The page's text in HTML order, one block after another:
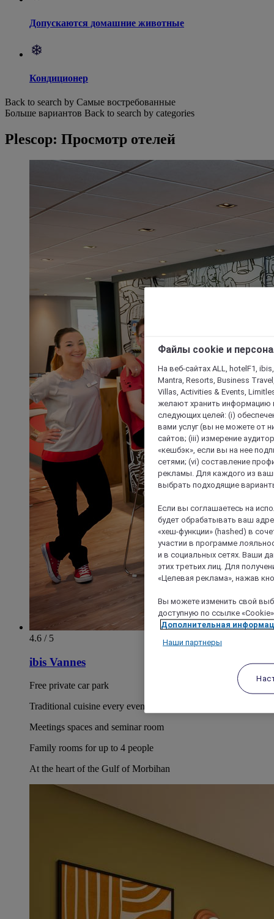
Допускаются домашние животные
Кондиционер
Back to search by Самые востребованные
Больше вариантов Back to search by categories
Plescop: Просмотр отелей
4.6 / 5
ibis Vannes
Free private car park
Traditional cuisine every evening on weekdays
Meetings spaces and seminar room
Family rooms for up to 4 people
At the heart of the Gulf of Morbihan
Файлы cookie и
На веб-сайтах ALL, hotelF1,
Mantra, Resorts, Business
Villas, Activities & Events,
желают хранить информацию
следующих целей: (i)
вами услуг (вы не можете от
сайтов; (iii) измерение
«кешбэк», если вы на нее
сетями; (vi) составление
рекламы. Для каждого из
выбрать подходящие
Если вы соглашаетесь на
будет обрабатывать ваш
«хеш-функции» (hashed) в
участии в программе
и в социальных сетях. Ваши
этих третьих лиц. Для
«Целевая реклама», нажав
Вы можете изменить свой
доступную по ссылке
Дополнительная
Наши партнеры